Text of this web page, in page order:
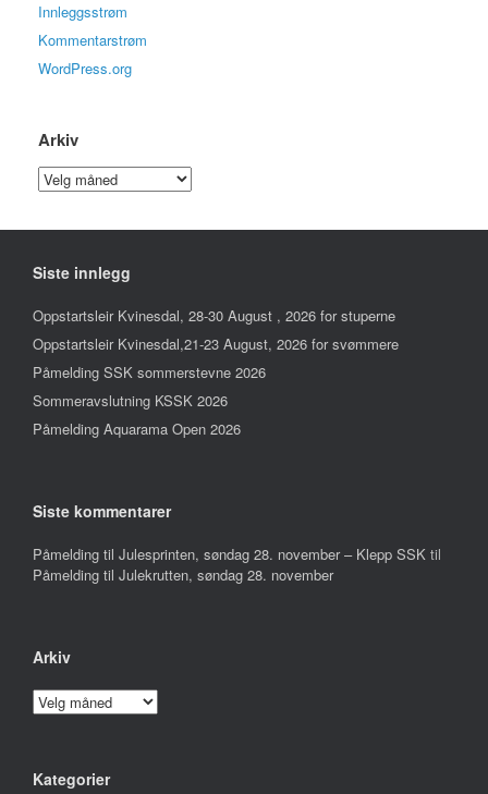
Innleggsstrøm
Kommentarstrøm
WordPress.org
Arkiv
Arkiv
Siste innlegg
Oppstartsleir Kvinesdal, 28-30 August , 2026 for stuperne
Oppstartsleir Kvinesdal,21-23 August, 2026 for svømmere
Påmelding SSK sommerstevne 2026
Sommeravslutning KSSK 2026
Påmelding Aquarama Open 2026
Siste kommentarer
Påmelding til Julesprinten, søndag 28. november – Klepp SSK til
Påmelding til Julekrutten, søndag 28. november
Arkiv
Arkiv
Kategorier